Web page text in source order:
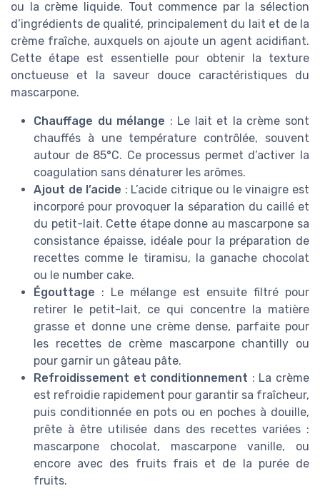
ou la crème liquide. Tout commence par la sélection
d’ingrédients de qualité, principalement du lait et de la
crème fraîche, auxquels on ajoute un agent acidifiant.
Cette étape est essentielle pour obtenir la texture
onctueuse et la saveur douce caractéristiques du
mascarpone.
Chauffage du mélange : Le lait et la crème sont
chauffés à une température contrôlée, souvent
autour de 85°C. Ce processus permet d’activer la
coagulation sans dénaturer les arômes.
Ajout de l’acide : L’acide citrique ou le vinaigre est
incorporé pour provoquer la séparation du caillé et
du petit-lait. Cette étape donne au mascarpone sa
consistance épaisse, idéale pour la préparation de
recettes comme le tiramisu, la ganache chocolat
ou le number cake.
Égouttage : Le mélange est ensuite filtré pour
retirer le petit-lait, ce qui concentre la matière
grasse et donne une crème dense, parfaite pour
les recettes de crème mascarpone chantilly ou
pour garnir un gâteau pâte.
Refroidissement et conditionnement : La crème
est refroidie rapidement pour garantir sa fraîcheur,
puis conditionnée en pots ou en poches à douille,
prête à être utilisée dans des recettes variées :
mascarpone chocolat, mascarpone vanille, ou
encore avec des fruits frais et de la purée de
fruits.